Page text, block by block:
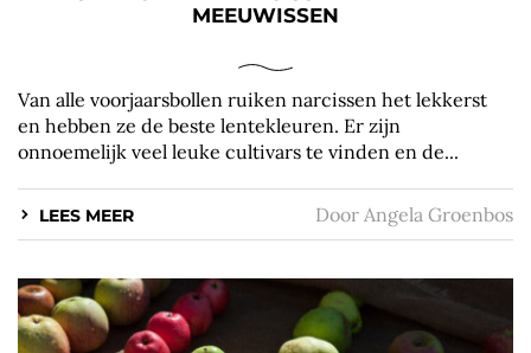
MEEUWISSEN
Van alle voorjaarsbollen ruiken narcissen het lekkerst
en hebben ze de beste lentekleuren. Er zijn
onnoemelijk veel leuke cultivars te vinden en de...
LEES MEER Door Angela Groenbos